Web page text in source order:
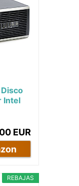
Intel
EUR
REBAJAS